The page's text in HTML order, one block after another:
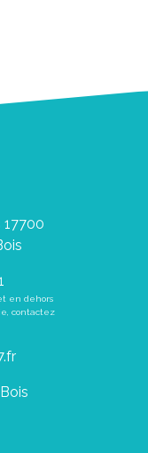
17700
en dehors
contactez